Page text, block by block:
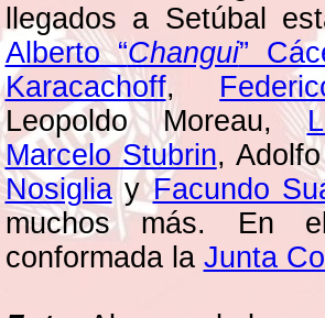
llegados a Setúbal
Alberto “Changui”
Karacachoff,
Leopoldo Moreau,
Marcelo Stubrin,
NosigliayFacundo
muchos más. En
conformada la Junta